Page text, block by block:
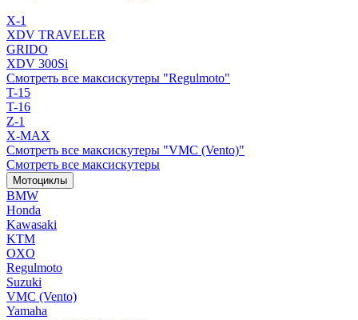
X-1
XDV TRAVELER
GRIDO
XDV 300Si
Смотреть все максискутеры "Regulmoto"
T-15
T-16
Z-1
X-MAX
Смотреть все максискутеры "VMC (Vento)"
Смотреть все максискутеры
Мотоциклы
BMW
Honda
Kawasaki
KTM
OXO
Regulmoto
Suzuki
VMC (Vento)
Yamaha